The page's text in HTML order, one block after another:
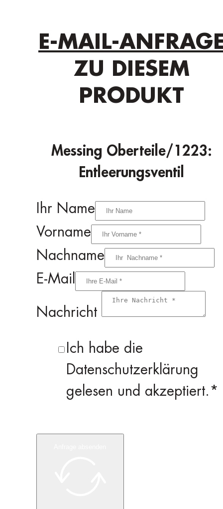
E-MAIL-
ZU DIESEM
PRODUKT
Messing Oberteile/1223:
Entleerungsventil
Ihr Name
Vorname
Nachname
E-Mail
Nachricht
Ich habe die
Datenschutzerklärung
gelesen und akzeptiert.*